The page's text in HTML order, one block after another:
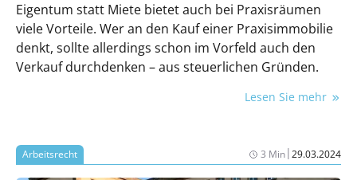
Eigentum statt Miete bietet auch bei Praxisräumen
viele Vorteile. Wer an den Kauf einer Praxisimmobilie
denkt, sollte allerdings schon im Vorfeld auch den
Verkauf durchdenken – aus steuerlichen Gründen.
Lesen Sie mehr
Arbeitsrecht 3 Min|29.03.2024